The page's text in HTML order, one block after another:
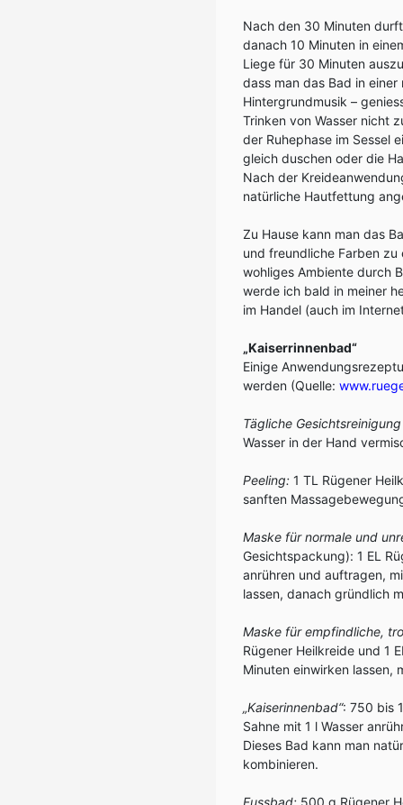
Nach den 30 Minuten
danach 10 Minuten in
Liege für 30 Minuten
dass man das Bad in
Hintergrundmusik –
Trinken von Wasser nicht
der Ruhephase im Sessel
gleich duschen oder die
Nach der
natürliche Hautfettung
Zu Hause kann man das
und freundliche Farben
wohliges Ambiente durch
werde ich bald in meiner
im Handel (auch im
„Kaiserrinnenbad“
Einige
werden (Quelle:
Tägliche
Wasser in der Hand
Peeling: 1 TL Rügener
sanften
Maske für normale und
Gesichtspackung): 1 EL
anrühren und auftragen,
lassen, danach gründlich
Maske für empfindliche,
Rügener Heilkreide und 1
Minuten einwirken lassen,
„Kaiserinnenbad“: 750 bis
Sahne mit 1 l Wasser
Dieses Bad kann man
kombinieren.
Fussbad: 500 g Rügener